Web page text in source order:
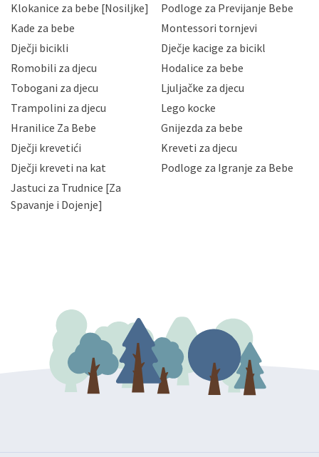
Hrvatske, a uvijek uz primjenu odgovarajućih tehničkih i
sigurnosnih mjera zaštite osobnih podataka od
neovlaštenog pristupa, zlouporabe, otkrivanja,
gubitka ili uništenja. Mae.hr štiti privatnost svojih
korisnika i posjetitelja web stranica, čuva povjerljivost
Vaših osobnih podataka te omogućava pristup i
priopćavanje osobnih podataka samo onim svojim
zaposlenicima kojima su isti potrebni radi provedbe
slučajevima koji su dozvoljeni zakonima. Napominjemo
da možete u svako doba, u potpunosti ili djelomice,
zatražiti prestanak aktivnosti obrade Vaših osobnih
podataka. Opoziv privole možete podnijeti poštom na
gore navedenu adresu ili e-mailom na adresu:
Klokanice za bebe [Nosiljke]
Podloge za Previjanje Bebe
Kade za bebe
Montessori tornjevi
Dječji bicikli
Dječje kacige za bicikl
Romobili za djecu
Hodalice za bebe
Tobogani za djecu
Ljuljačke za djecu
Trampolini za djecu
Lego kocke
Hranilice Za Bebe
Gnijezda za bebe
Dječji krevetići
Kreveti za djecu
Dječji kreveti na kat
Podloge za Igranje za Bebe
Jastuci za Trudnice [Za
Spavanje i Dojenje]